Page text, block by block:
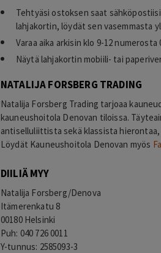
Tehtyäsi ostoksen saat
lahjakortin, löydät sen vasemmasta
Varaa aika arkisin klo 9-12 numerosta
Näytä lahjakortin mobiili- tai
NATALIJA FORSBERG TRADING
Natalija Forsberg Trading tarjoaa
kauneushoitola Denovan tiloissa.
antiselluliittista sekä klassista
Löydät Kauneushoitola Denovan myös
DIILIÄ MYY
Natalija Forsberg/Denova
Itämerenkatu 8
00180 Helsinki
Puh: 040 726 0011
Y-tunnus: 2585093-3